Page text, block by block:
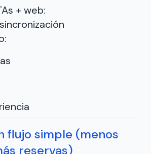
+ web:
flujo simple (menos
reservas)